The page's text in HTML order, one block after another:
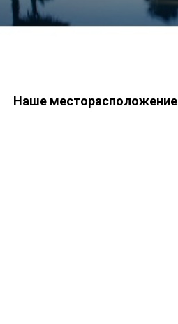
Наше месторасположение